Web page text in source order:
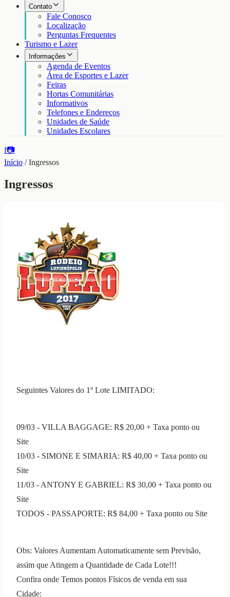
Contato
Fale Conosco
Localização
Perguntas Frequentes
Turismo e Lazer
Informações
Agenda de Eventos
Área de Esportes e Lazer
Feiras
Hortas Comunitárias
Informativos
Telefones e Endereços
Unidades de Saúde
Unidades Escolares
f📷
Início /Ingressos
Ingressos
Seguintes Valores do 1º Lote LIMITADO:
09/03 - VILLA BAGGAGE: R$ 20,00 + Taxa ponto ou
Site
10/03 - SIMONE E SIMARIA: R$ 40,00 + Taxa ponto ou
Site
11/03 - ANTONY E GABRIEL: R$ 30,00 + Taxa ponto ou
Site
TODOS - PASSAPORTE: R$ 84,00 + Taxa ponto ou Site
Obs: Valores Aumentam Automaticamente sem Previsão,
assim que Atingem a Quantidade de Cada Lote!!!
Confira onde Temos pontos Físicos de venda em sua
Cidade: